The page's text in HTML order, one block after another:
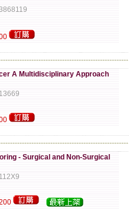
A Multidisciplinary Approach
- Surgical and Non-Surgical